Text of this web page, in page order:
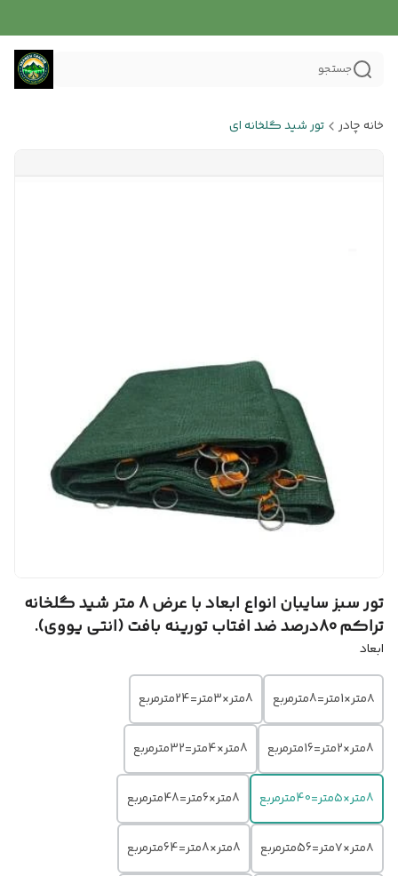
جستجو
خانه چادر تور شید گلخانه ای
تور سبز سایبان انواع ابعاد با عرض 8 متر شید گلخانه
تراکم 80درصد ضد افتاب تورینه بافت (انتی یووی).
ابعاد
۸متر×1متر=8مترمربع 8متر×3متر=24مترمربع
8متر×2متر=16مترمربع 8متر×4متر=32مترمربع
8متر×۵متر=40مترمربع 8متر×6متر=48مترمربع
۸متر×۷متر=56مترمربع 8متر×8متر=64مترمربع